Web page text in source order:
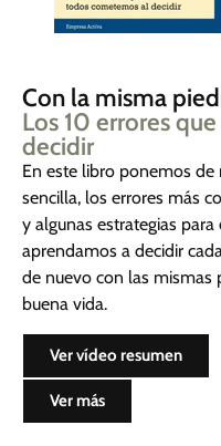
Con la misma
Los 10 errores
decidir
En este libro ponemos
sencilla, los errores más
y algunas estrategias
aprendamos a decidir
de nuevo con las mismas
buena vida.
Ver más
Ver vídeo resumen